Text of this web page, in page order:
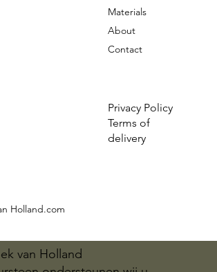
van Holland
Privacy Policy
Terms of
delivery
Materials
About
Contact
Holland.com